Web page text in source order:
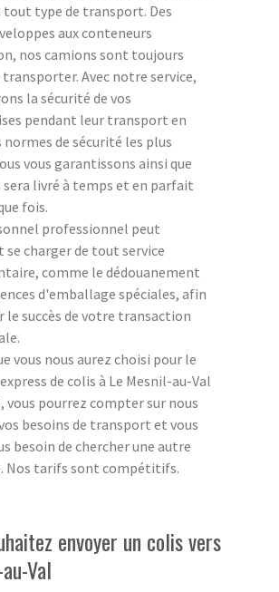
tout type de transport. Des
aux conteneurs
nos camions sont toujours
Avec notre service,
la sécurité de vos
pendant leur transport en
de sécurité les plus
vous garantissons ainsi que
livré à temps et en parfait
fois.
professionnel peut
charger de tout service
comme le dédouanement
d'emballage spéciales, afin
le succès de votre transaction
vous nous aurez choisi pour le
de colis à Le Mesnil-au-Val
vous pourrez compter sur nous
besoins de transport et vous
besoin de chercher une autre
Nos tarifs sont compétitifs.
envoyer un colis vers
Val